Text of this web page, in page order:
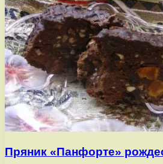
Пряник «Панфорте»